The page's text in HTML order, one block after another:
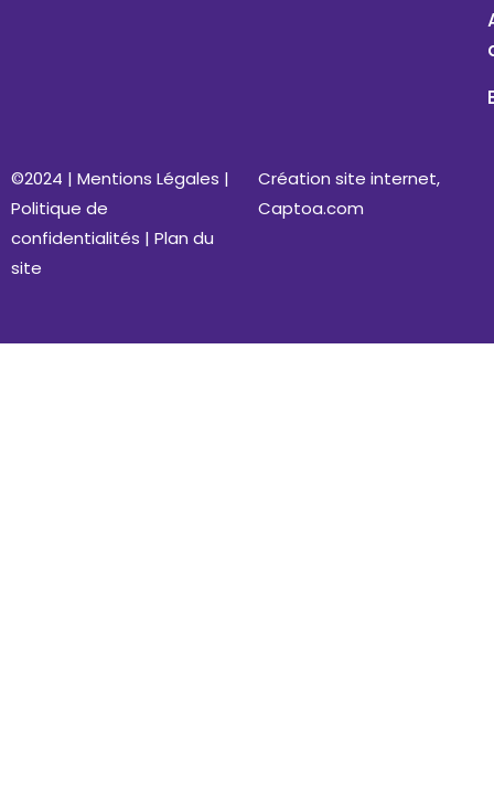
©2024 | Mentions Légales |
Politique de
confidentialités | Plan du
site
Création site internet,
Captoa.com